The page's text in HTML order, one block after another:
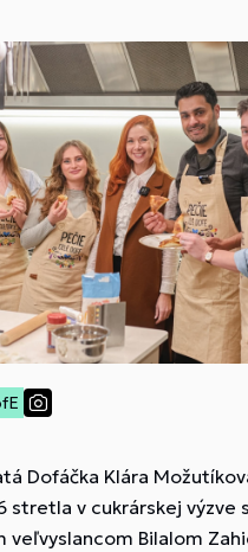
Dofáčka Klára
stretla v cukrárskej výzve
veľvyslancom Bilalom